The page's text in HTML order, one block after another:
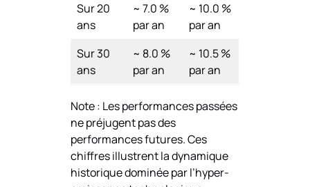
Sur 20
ans
~ 7.0 %
par an
~ 10.0 %
par an
Sur 30
ans
~ 8.0 %
par an
~ 10.5 %
par an
Note : Les performances passées
ne préjugent pas des
performances futures. Ces
chiffres illustrent la dynamique
historique dominée par l’hyper-